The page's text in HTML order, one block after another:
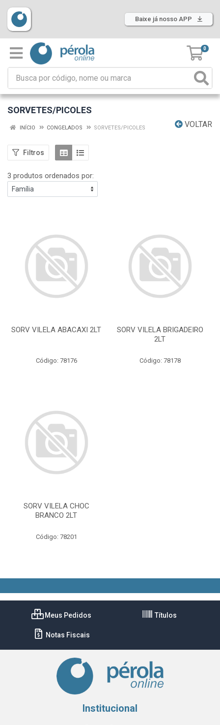
Baixe já nosso APP
0
SORVETES/PICOLES
VOLTAR
INÍCIO CONGELADOS SORVETES/PICOLES
Filtros
3 produtos ordenados por:
SORV VILELA ABACAXI 2LT
Código: 78176
SORV VILELA BRIGADEIRO
2LT
Código: 78178
SORV VILELA CHOC
BRANCO 2LT
Código: 78201
Meus Pedidos Títulos
Notas Fiscais
Institucional